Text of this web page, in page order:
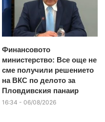
Финансовото
министерство: Все още не
сме получили решението
на ВКС по делото за
Пловдивския панаир
16:34 - 06/08/2026